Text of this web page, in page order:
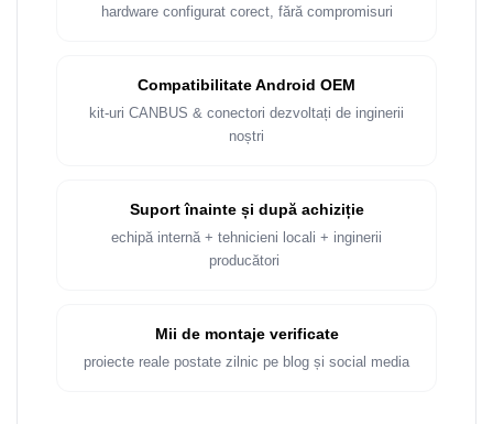
Rame adaptoare BMW
Rame adaptoare Volvo
Rame Adaptoare Porsche
hardware configurat corect, fără compromisuri
Compatibilitate Android OEM
kit-uri CANBUS & conectori dezvoltați de inginerii
noștri
Suport înainte și după achiziție
echipă internă + tehnicieni locali + inginerii
producători
Mii de montaje verificate
proiecte reale postate zilnic pe blog și social media